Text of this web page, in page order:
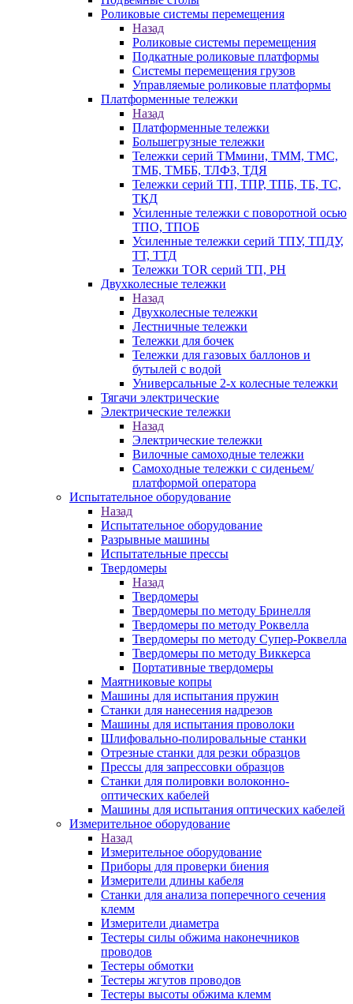
Роликовые системы перемещения
Назад
Роликовые системы перемещения
Подкатные роликовые платформы
Системы перемещения грузов
Управляемые роликовые платформы
Платформенные тележки
Назад
Платформенные тележки
Большегрузные тележки
Тележки серий ТМмини, ТММ, ТМС,
ТМБ, ТМББ, ТЛФЗ, ТДЯ
Тележки серий ТП, ТПР, ТПБ, ТБ, ТС,
ТКД
Усиленные тележки с поворотной осью
ТПО, ТПОБ
Усиленные тележки серий ТПУ, ТПДУ,
ТТ, ТТД
Тележки TOR серий ТП, PH
Двухколесные тележки
Назад
Двухколесные тележки
Лестничные тележки
Тележки для бочек
Тележки для газовых баллонов и
бутылей с водой
Универсальные 2-х колесные тележки
Тягачи электрические
Электрические тележки
Назад
Электрические тележки
Вилочные самоходные тележки
Самоходные тележки с сиденьем/
платформой оператора
Испытательное оборудование
Назад
Испытательное оборудование
Разрывные машины
Испытательные прессы
Твердомеры
Назад
Твердомеры
Твердомеры по методу Бринелля
Твердомеры по методу Роквелла
Твердомеры по методу Супер-Роквелла
Твердомеры по методу Виккерса
Портативные твердомеры
Маятниковые копры
Машины для испытания пружин
Станки для нанесения надрезов
Машины для испытания проволоки
Шлифовально-полировальные станки
Отрезные станки для резки образцов
Прессы для запрессовки образцов
Станки для полировки волоконно-
оптических кабелей
Машины для испытания оптических кабелей
Измерительное оборудование
Назад
Измерительное оборудование
Приборы для проверки биения
Измерители длины кабеля
Станки для анализа поперечного сечения
клемм
Измерители диаметра
Тестеры силы обжима наконечников
проводов
Тестеры обмотки
Тестеры жгутов проводов
Тестеры высоты обжима клемм